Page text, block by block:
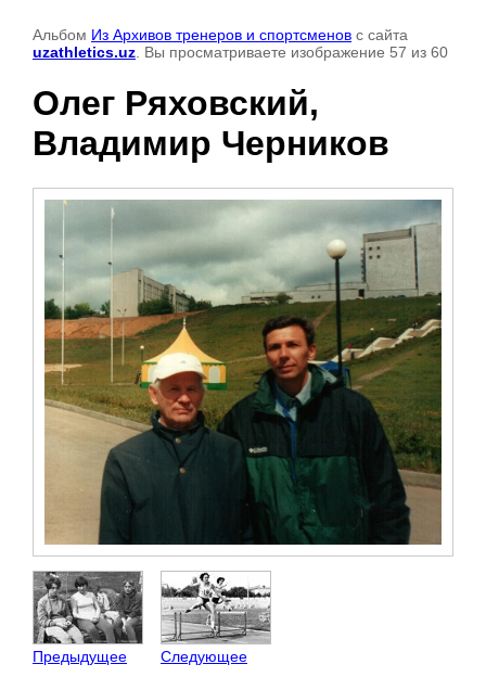
Альбом Из Архивов тренеров и спортсменов с сайта
uzathletics.uz . Вы просматриваете изображение 57 из 60
Олег Ряховский,
Владимир Черников
Предыдущее Следующее